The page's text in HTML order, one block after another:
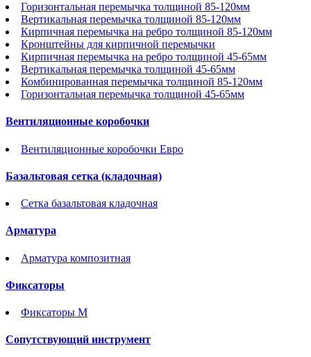
Горизонтальная перемычка толщиной 85-120мм
Вертикальная перемычка толщиной 85-120мм
Кирпичная перемычка на ребро толщиной 85-120мм
Кронштейны для кирпичной перемычки
Кирпичная перемычка на ребро толщиной 45-65мм
Вертикальная перемычка толщиной 45-65мм
Комбинированная перемычка толщиной 85-120мм
Горизонтальная перемычка толщиной 45-65мм
Вентиляционные коробочки
Вентиляционные коробочки Евро
Базальтовая сетка (кладочная)
Сетка базальтовая кладочная
Арматура
Арматура композитная
Фиксаторы
Фиксаторы М
Сопутствующий инструмент